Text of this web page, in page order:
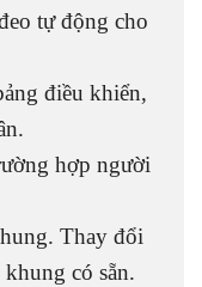
tự động cho
điều khiển,
hợp người
Thay đổi
có sẵn.